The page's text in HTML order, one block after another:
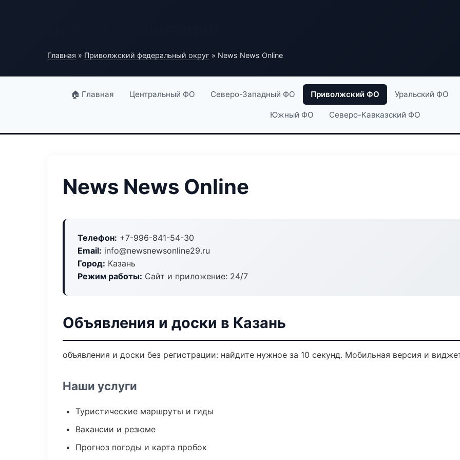
Главная » Приволжский федеральный округ » News News Online
🏠 Главная Центральный ФО Северо-Западный ФО Приволжский ФО Уральский ФО
Южный ФО Северо-Кавказский ФО
News News Online
Телефон: +7-996-841-54-30
Email: info@newsnewsonline29.ru
Город: Казань
Режим работы: Сайт и приложение: 24/7
Объявления и доски в Казань
объявления и доски без регистрации: найдите нужное за 10 секунд. Мобильная версия и
Наши услуги
Туристические маршруты и гиды
Вакансии и резюме
Прогноз погоды и карта пробок